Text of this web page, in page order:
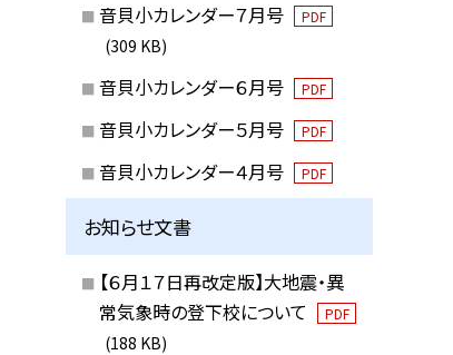
音貝小カレンダー７月号 PDF
(309 KB)
音貝小カレンダー６月号 PDF
音貝小カレンダー５月号 PDF
音貝小カレンダー４月号 PDF
お知らせ文書
【６月１７日再改定版】大地震・異
常気象時の登下校について
PDF
(188 KB)